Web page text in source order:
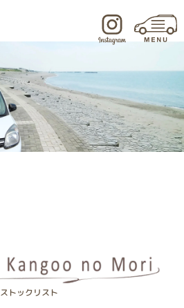
ストックリスト